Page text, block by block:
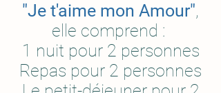
"Je t'aime mon Amour",
elle comprend :
1 nuit pour 2 personnes
Repas pour 2 personnes